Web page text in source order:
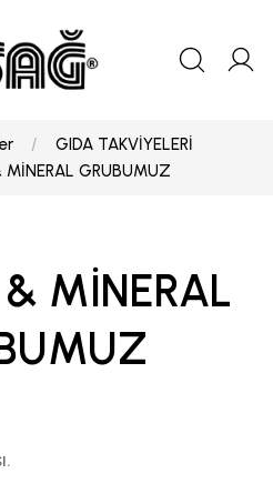
GIDA TAKVİYELERİ
GRUBUMUZ
MİNERAL